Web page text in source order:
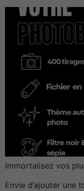
Immortalisez vos
Envie d’ajouter une